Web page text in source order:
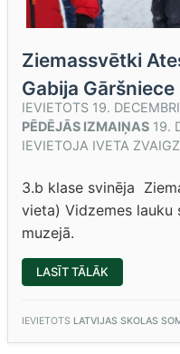
Ziemassvētki
Gabija
IEVIETOTS 19.
PĒDĒJĀS IZMAIŅAS 19.
IEVIETOJA IVETA
3.b klase svinēja
vieta) Vidzemes lauku
muzejā.
LASĪT TĀLĀK
ATES
GABRIELA
GĀRŠNIECE
IEVIETOTS LATVIJAS SKOLAS